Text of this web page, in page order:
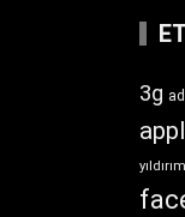
3g
yıldırım